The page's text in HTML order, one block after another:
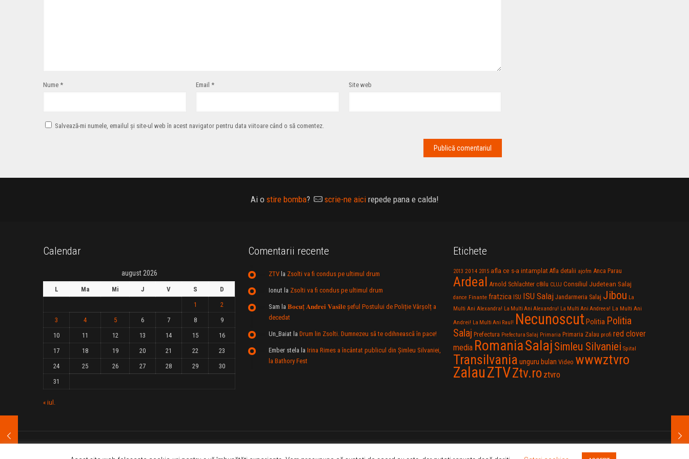
Nume * Email * Site web
Salvează-mi numele, emailul și site-ul web în acest navigator pentru data viitoare când o să comentez.
Ai o stire bomba? scrie-ne aicirepede pana e calda!
Calendar
august 2026
L Ma Mi J V S
D
1
2
3
4 5 6 7 8
9
10
11 12 13 14 15
16
17
18 19 20 21 22
23
24
25 26 27 28 29
30
31
« iul.
Comentarii recente
ZTVla Zsolti va fi condus pe ultimul drum
Ionut la Zsolti va fi condus pe ultimul drum
Sam la 𝐁𝐨𝐜𝐮ț 𝐀𝐧𝐝𝐫𝐞𝐢 𝐕𝐚𝐬𝐢𝐥e şeful Postului de Poliție Vârșolț a
decedat
Un_Baiat la Drum lin Zsolti. Dumnezeu sã te odihneascã în pace!
Ember stela la Irina Rimes a încântat publicul din Şimleu Silvaniei,
la Bathory Fest
Etichete
2013 2014 2015 afla ce s-a intamplat Afla detalii ajofm Anca Parau
Ardeal Arnold Schlachter c8ilu CLUJ Consiliul Judetean Salaj
dance Finante fratzica ISU ISU Salaj Jandarmeria Salaj Jibou La
Multi Ani Alexandra! La Multi Ani Alexandru! La Multi Ani Andreea! La Multi Ani
Andrei! La Multi Ani Raul! Necunoscut Politia Politia
Salaj Prefectura Prefectura Salaj Primaria Primaria Zalau profi red clover
media RomaniaSalaj Simleu Silvaniei Spital
Transilvania unguru bulan Video wwwztvro
ZalauZTVZtv.ro ztvro